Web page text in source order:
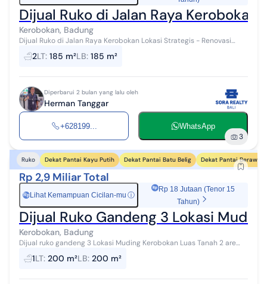
Dijual Ruko di Jalan Raya Kerobokan
Kerobokan, Badung
Dijual Ruko di Jalan Raya Kerobokan Lokasi Strategis - Renovasi
Total apakah anda sedang mencari tempat usaha yang strategis di
kawasan jalan raya ...
2LT: 185 m²LB: 185 m²
Diperbarui 2 bulan yang lalu oleh
Herman Tanggar
+628199... WhatsApp
3
Ruko Dekat Pantai Kayu Putih Dekat Pantai Batu Belig Dekat Pantai Berawa
Rp 2,9 Miliar Total
Rp Lihat Kemampuan Cicilan-mu ⓘ
Rp 18 Jutaan (Tenor 15
Tahun)
Dijual Ruko Gandeng 3 Lokasi
Kerobokan, Badung
Dijual ruko gandeng 3 Lokasi Muding Kerobokan Luas Tanah 2 are
SHM IMB lengkap Air sumur bor Listrik 10500 watt Akses jalan 12
meter Cocok un...
1LT: 200 m²LB: 200 m²